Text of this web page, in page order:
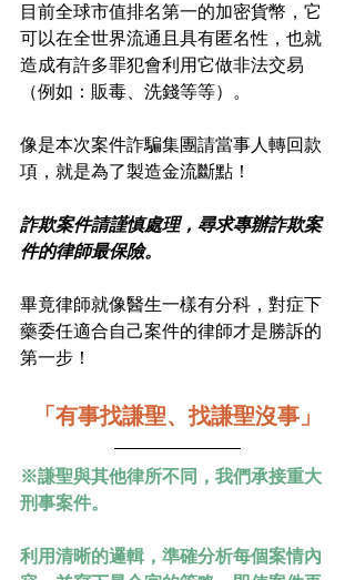
目前全球市值排名第一的加密貨幣，它
可以在全世界流通且具有匿名性，也就
造成有許多罪犯會利用它做非法交易
（例如：販毒、洗錢等等）。
像是本次案件詐騙集團請當事人轉回款
項，就是為了製造金流斷點！
詐欺案件請謹慎處理，尋求專辦詐欺案
件的律師最保險。
畢竟律師就像醫生一樣有分科，對症下
藥委任適合自己案件的律師才是勝訴的
第一步！
「有事找謙聖、找謙聖沒事」
※謙聖與其他律所不同，我們承接重大
刑事案件。
利用清晰的邏輯，準確分析每個案情內